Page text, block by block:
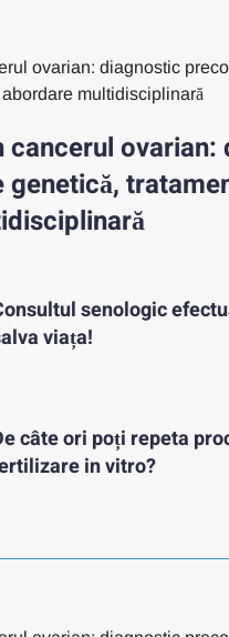
cancerul ovarian:
senologic
viața!
câte ori poți repeta
in vitro?